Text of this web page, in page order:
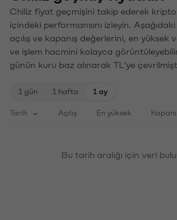
Chiliz fiyat geçmişini takip ederek kripto
içindeki performansını izleyin.
açılış ve kapanış değerlerini, en yüksek
ve işlem hacmini kolayca
günün kuru baz alınarak TL'ye
1 gün 1 hafta 1 ay
Tarih Açılış En yüksek
Bu tarih aralığı için veri